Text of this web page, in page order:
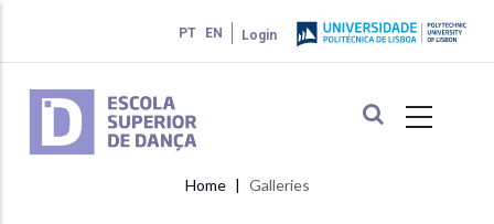
main
content
Login
PT EN
Breadcrumb
Home Galleries